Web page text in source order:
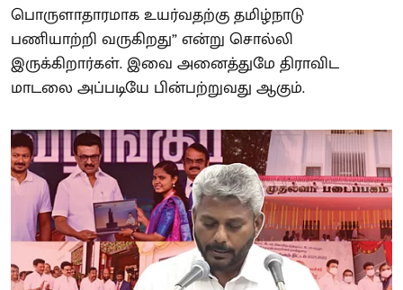
பொருளாதாரமாக உயர்வதற்கு தமிழ்நாடு
பணியாற்றி வருகிறது” என்று சொல்லி
இருக்கிறார்கள். இவை அனைத்துமே திராவிட
மாடலை அப்படியே பின்பற்றுவது ஆகும்.